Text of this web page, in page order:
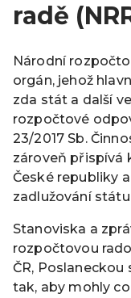
radě
Národní
orgán, jehož
zda stát a další
rozpočtové
23/2017 Sb.
zároveň přispívá
České republiky
zadlužování
Stanoviska a
rozpočtovou
ČR,
tak, aby mohly